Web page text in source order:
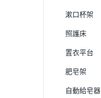
漱口杯架
照護床
置衣平台
肥皂架
自動給皂器